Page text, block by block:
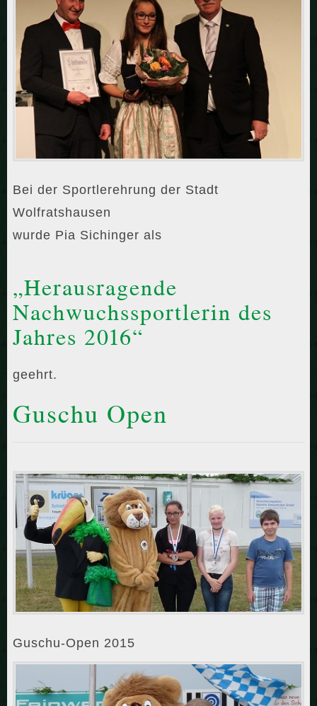
Bei der Sportlerehrung der Stadt
Wolfratshausen
wurde Pia Sichinger als
„Herausragende
Nachwuchssportlerin des
Jahres 2016“
geehrt.
Guschu Open
Guschu-Open 2015